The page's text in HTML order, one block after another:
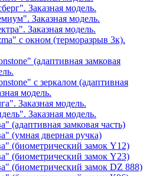
Заказная модель.
Заказная модель.
Заказная модель.
с окном (терморазрыв 3к).
(адаптивная замковая
с зеркалом (адаптивная
модель.
Заказная модель.
Заказная модель.
(адаптивная замковая часть)
(умная дверная ручка)
(биометрический замок Y12)
(биометрический замок Y23)
(биометрический замок DZ 888)